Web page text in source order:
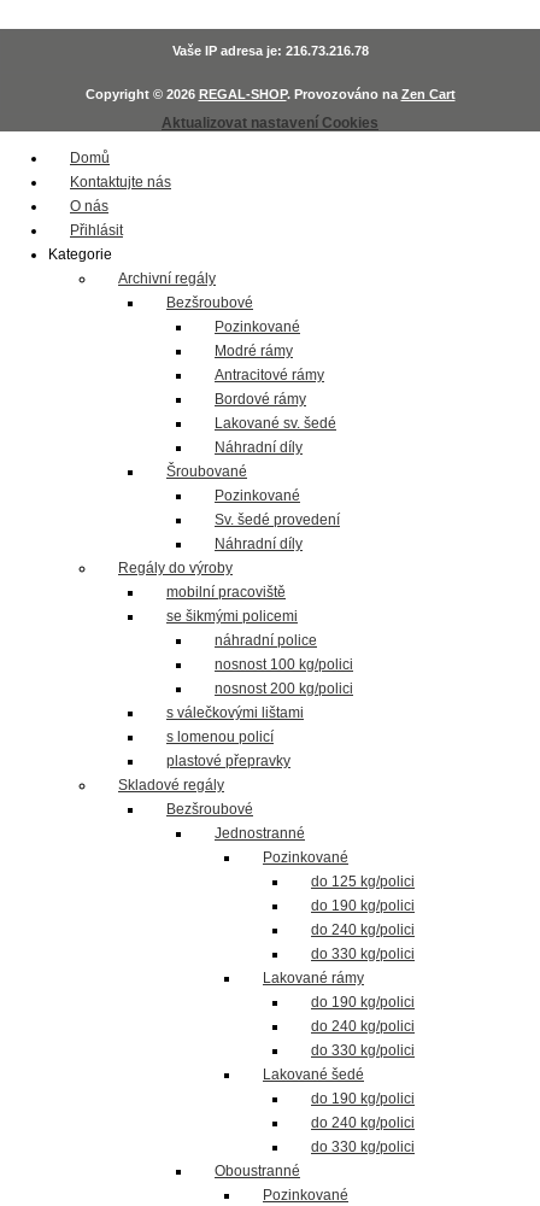
Vaše IP adresa je: 216.73.216.78
Copyright © 2026 REGAL-SHOP. Provozováno na Zen Cart
Aktualizovat nastavení Cookies
Domů
Kontaktujte nás
O nás
Přihlásit
Kategorie
Archivní regály
Bezšroubové
Pozinkované
Modré rámy
Antracitové rámy
Bordové rámy
Lakované sv. šedé
Náhradní díly
Šroubované
Pozinkované
Sv. šedé provedení
Náhradní díly
Regály do výroby
mobilní pracoviště
se šikmými policemi
náhradní police
nosnost 100 kg/polici
nosnost 200 kg/polici
s válečkovými lištami
s lomenou policí
plastové přepravky
Skladové regály
Bezšroubové
Jednostranné
Pozinkované
do 125 kg/polici
do 190 kg/polici
do 240 kg/polici
do 330 kg/polici
Lakované rámy
do 190 kg/polici
do 240 kg/polici
do 330 kg/polici
Lakované šedé
do 190 kg/polici
do 240 kg/polici
do 330 kg/polici
Oboustranné
Pozinkované